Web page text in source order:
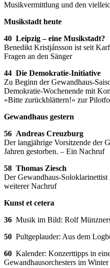
Musikvermittlung und den
Musikstadt heute
40 Leipzig – eine Musikstadt?
Benedikt Kristjánsson ist seit
Fragen an den Sänger
44 Die Demokratie-Initiative
Zu Beginn der Gewandhaus-
Demokratie-Wochenende mit
»Bitte zurückblättern!« zur
Gewandhaus gestern
56 Andreas Creuzburg
Der langjährige Vorsitzende der
Jahren gestorben. – Ein Nachruf
58 Thomas Ziesch
Der Gewandhaus-
weiterer Nachruf
Kunst et cetera
36 Musik im Bild: Rolf
50 Pultgeplauder: Aus dem
60 Kalender: Konzerttipps in
Gewandhausorchesters im Winter